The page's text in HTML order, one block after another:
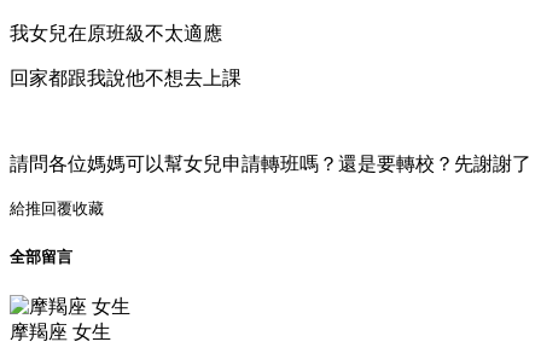
我女兒在原班級不太適應
回家都跟我說他不想去上課
請問各位媽媽可以幫女兒申請轉班嗎？還是要轉校？先謝謝了
給推回覆收藏
全部留言
摩羯座 女生